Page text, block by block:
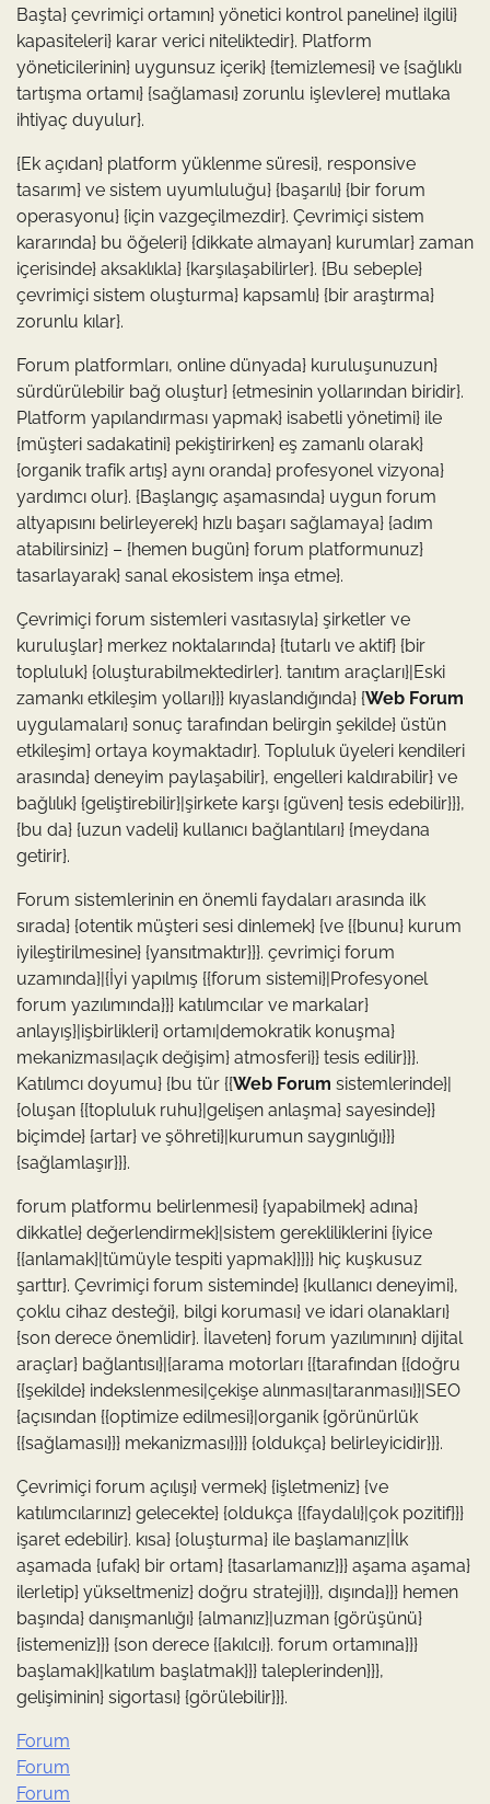
Başta} çevrimiçi ortamın} yönetici kontrol paneline} ilgili}
kapasiteleri} karar verici niteliktedir}. Platform
yöneticilerinin} uygunsuz içerik} {temizlemesi} ve {sağlıklı
tartışma ortamı} {sağlaması} zorunlu işlevlere} mutlaka
ihtiyaç duyulur}.
{Ek açıdan} platform yüklenme süresi}, responsive
tasarım} ve sistem uyumluluğu} {başarılı} {bir forum
operasyonu} {için vazgeçilmezdir}. Çevrimiçi sistem
kararında} bu öğeleri} {dikkate almayan} kurumlar} zaman
içerisinde} aksaklıkla} {karşılaşabilirler}. {Bu sebeple}
çevrimiçi sistem oluşturma} kapsamlı} {bir araştırma}
zorunlu kılar}.
Forum platformları, online dünyada} kuruluşunuzun}
sürdürülebilir bağ oluştur} {etmesinin yollarından biridir}.
Platform yapılandırması yapmak} isabetli yönetimi} ile
{müşteri sadakatini} pekiştirirken} eş zamanlı olarak}
{organik trafik artış} aynı oranda} profesyonel vizyona}
yardımcı olur}. {Başlangıç aşamasında} uygun forum
altyapısını belirleyerek} hızlı başarı sağlamaya} {adım
atabilirsiniz} – {hemen bugün} forum platformunuz}
tasarlayarak} sanal ekosistem inşa etme}.
Çevrimiçi forum sistemleri vasıtasıyla} şirketler ve
kuruluşlar} merkez noktalarında} {tutarlı ve aktif} {bir
topluluk} {oluşturabilmektedirler}. tanıtım araçları}|Eski
zamankı etkileşim yolları}}} kıyaslandığında} {Web Forum
uygulamaları} sonuç tarafından belirgin şekilde} üstün
etkileşim} ortaya koymaktadır}. Topluluk üyeleri kendileri
arasında} deneyim paylaşabilir}, engelleri kaldırabilir} ve
bağlılık} {geliştirebilir}|şirkete karşı {güven} tesis edebilir}}},
{bu da} {uzun vadeli} kullanıcı bağlantıları} {meydana
getirir}.
Forum sistemlerinin en önemli faydaları arasında ilk
sırada} {otentik müşteri sesi dinlemek} {ve {{bunu} kurum
iyileştirilmesine} {yansıtmaktır}}}. çevrimiçi forum
uzamında}|{İyi yapılmış {{forum sistemi}|Profesyonel
forum yazılımında}}} katılımcılar ve markalar}
anlayış}|işbirlikleri} ortamı|demokratik konuşma}
mekanizması|açık değişim} atmosferi}} tesis edilir}}}.
Katılımcı doyumu} {bu tür {{Web Forum sistemlerinde}|
{oluşan {{topluluk ruhu}|gelişen anlaşma} sayesinde}}
biçimde} {artar} ve şöhreti}|kurumun saygınlığı}}}
{sağlamlaşır}}}.
forum platformu belirlenmesi} {yapabilmek} adına}
dikkatle} değerlendirmek}|sistem gerekliliklerini {iyice
{{anlamak}|tümüyle tespiti yapmak}}}}} hiç kuşkusuz
şarttır}. Çevrimiçi forum sisteminde} {kullanıcı deneyimi},
çoklu cihaz desteği}, bilgi koruması} ve idari olanakları}
{son derece önemlidir}. İlaveten} forum yazılımının} dijital
araçlar} bağlantısı}|{arama motorları {{tarafından {{doğru
{{şekilde} indekslenmesi|çekişe alınması|taranması}}|SEO
{açısından {{optimize edilmesi}|organik {görünürlük
{{sağlaması}}} mekanizması}}}} {oldukça} belirleyicidir}}}.
Çevrimiçi forum açılışı} vermek} {işletmeniz} {ve
katılımcılarınız} gelecekte} {oldukça {{faydalı}|çok pozitif}}}
işaret edebilir}. kısa} {oluşturma} ile başlamanız|İlk
aşamada {ufak} bir ortam} {tasarlamanız}}} aşama aşama}
ilerletip} yükseltmeniz} doğru strateji}}}, dışında}}} hemen
başında} danışmanlığı} {almanız}|uzman {görüşünü}
{istemeniz}}} {son derece {{akılcı}}. forum ortamına}}}
başlamak}|katılım başlatmak}}} taleplerinden}}},
gelişiminin} sigortası} {görülebilir}}}.
Forum
Forum
Forum